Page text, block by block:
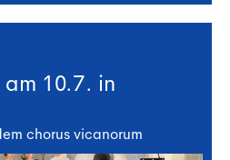
10.7. in
chorus vicanorum